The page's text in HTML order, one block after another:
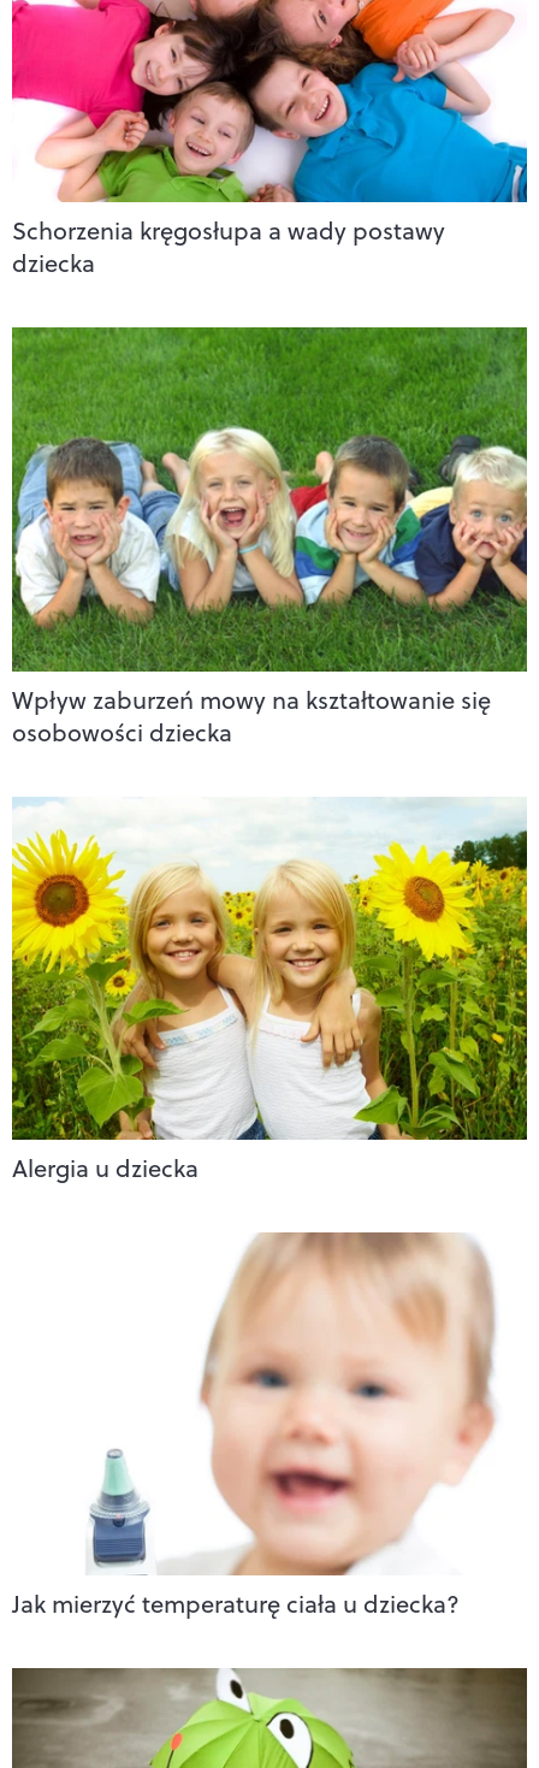
Schorzenia kręgosłupa a wady postawy
dziecka
Wpływ zaburzeń mowy na kształtowanie się
osobowości dziecka
Alergia u dziecka
Jak mierzyć temperaturę ciała u dziecka?